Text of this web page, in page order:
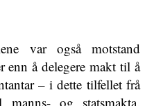
var også motstand
enn å delegere makt til å
– i dette tilfellet frå
og statsmakta.